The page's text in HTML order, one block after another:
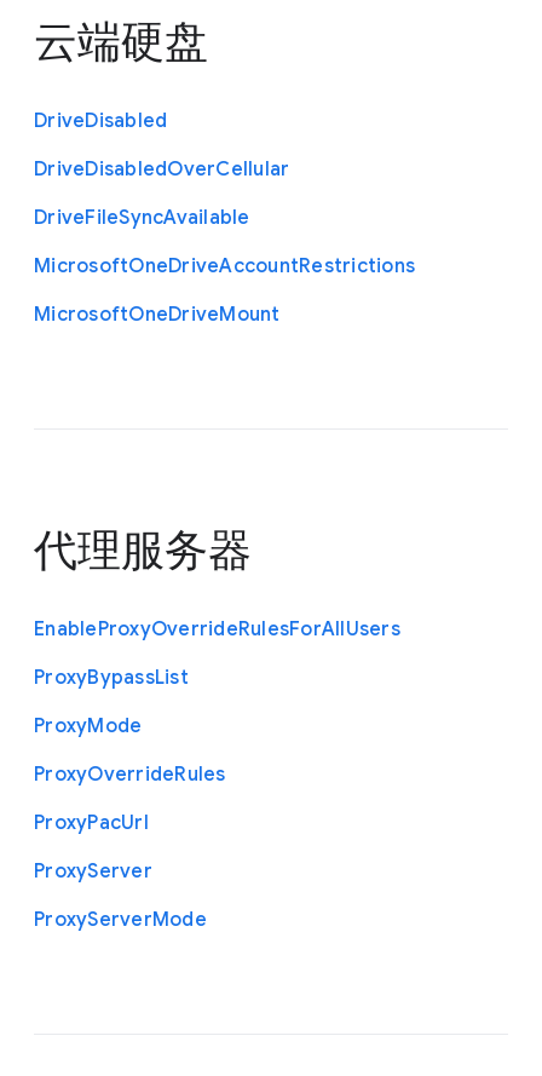
云端硬盘
DriveDisabled
DriveDisabledOverCellular
DriveFileSyncAvailable
MicrosoftOneDriveAccountRestrictions
MicrosoftOneDriveMount
代理服务器
EnableProxyOverrideRulesForAllUsers
ProxyBypassList
ProxyMode
ProxyOverrideRules
ProxyPacUrl
ProxyServer
ProxyServerMode